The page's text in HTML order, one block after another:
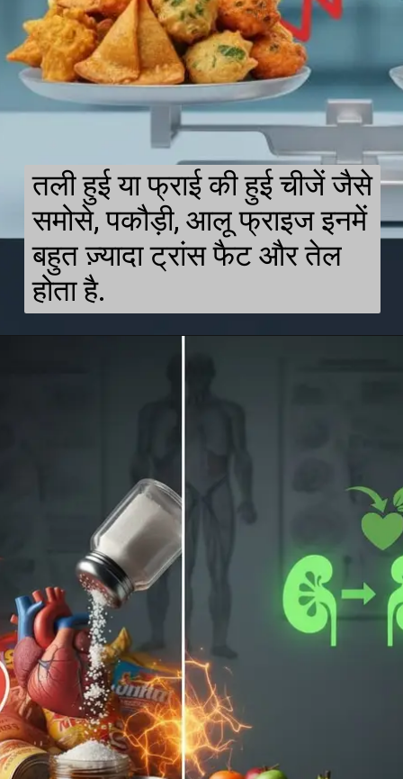
तली हुई या फ्राई की हुई चीजें जैसे
समोसे, पकौड़ी, आलू फ्राइज इनमें
बहुत ज़्यादा ट्रांस फैट और तेल
होता है.